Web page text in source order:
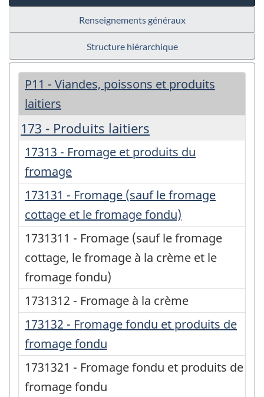
Renseignements généraux
Structure hiérarchique
P11 - Viandes, poissons et produits
laitiers
173 - Produits laitiers
17313 - Fromage et produits du
fromage
173131 - Fromage (sauf le fromage
cottage et le fromage fondu)
1731311 - Fromage (sauf le fromage
cottage, le fromage à la crème et le
fromage fondu)
1731312 - Fromage à la crème
173132 - Fromage fondu et produits de
fromage fondu
1731321 - Fromage fondu et produits de
fromage fondu